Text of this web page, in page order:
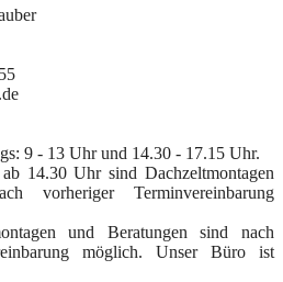
9 - 13 Uhr und 14.30 - 17.15 Uhr.
14.30 Uhr sind Dachzeltmontagen
vorheriger Terminvereinbarung
und Beratungen sind nach
möglich. Unser Büro ist